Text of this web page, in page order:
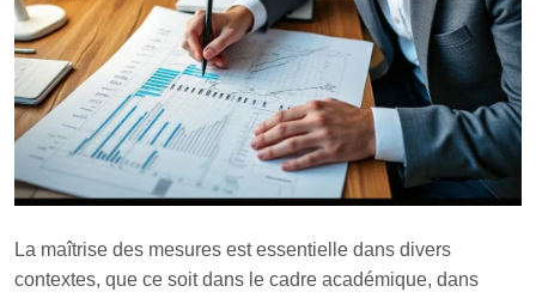
La maîtrise des mesures est essentielle dans divers
contextes, que ce soit dans le cadre académique, dans